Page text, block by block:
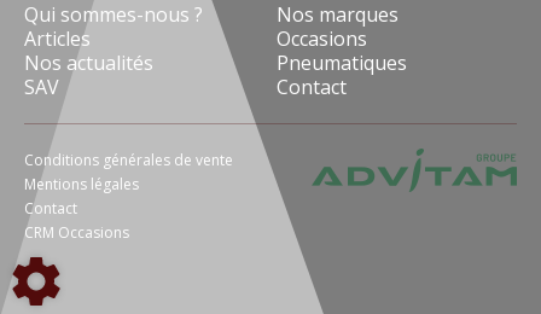
Qui sommes-nous ?
Nos marques
Articles
Occasions
Nos actualités
Pneumatiques
SAV
Contact
Conditions générales de vente
Mentions légales
Contact
CRM Occasions